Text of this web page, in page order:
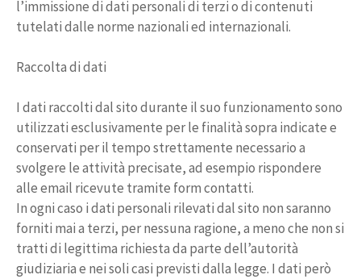
l’immissione di dati personali di terzi o di contenuti
tutelati dalle norme nazionali ed internazionali.
Raccolta di dati
I dati raccolti dal sito durante il suo funzionamento sono
utilizzati esclusivamente per le finalità sopra indicate e
conservati per il tempo strettamente necessario a
svolgere le attività precisate, ad esempio rispondere
alle email ricevute tramite form contatti.
In ogni caso i dati personali rilevati dal sito non saranno
forniti mai a terzi, per nessuna ragione, a meno che non si
tratti di legittima richiesta da parte dell’autorità
giudiziaria e nei soli casi previsti dalla legge. I dati però